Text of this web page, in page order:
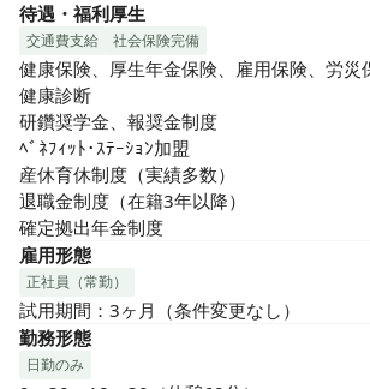
待遇・福利厚生
交通費支給 社会保険完備
健康保険、厚生年金保険、雇用保険、労災
健康診断
研鑽奨学金、報奨金制度
ﾍﾞﾈﾌｨｯﾄ･ｽﾃｰｼｮﾝ加盟
産休育休制度（実績多数）
退職金制度（在籍3年以降）
確定拠出年金制度
雇用形態
正社員（常勤）
試用期間：3ヶ月（条件変更なし）
勤務形態
日勤のみ